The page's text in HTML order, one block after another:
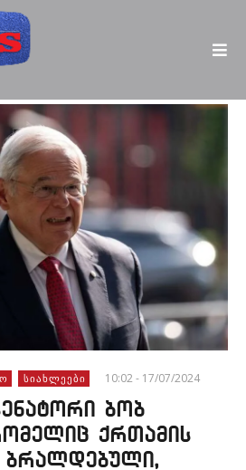
ᲡᲘᲐᲮᲚᲔᲔᲑᲘ 10:02 - 17/07/2024
ბობ
ქრთამის
ბრალდებული,